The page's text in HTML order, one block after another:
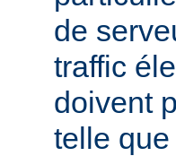
de
traffic
doivent
telle